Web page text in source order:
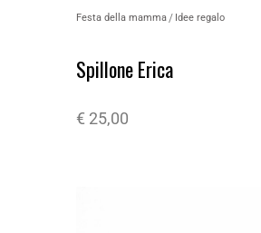
Festa della mamma Idee regalo
Spillone Erica
€ 25,00